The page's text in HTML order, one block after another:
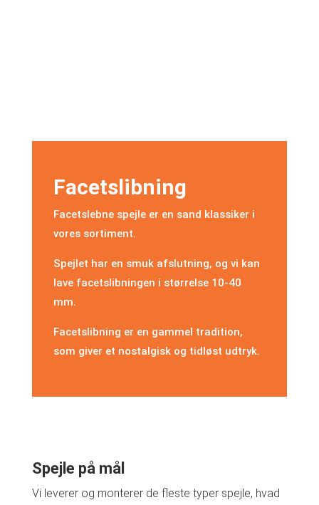
Facetslibning
Facetslebne spejle er en sand klassiker i
vores sortiment.
Spejlet har en smuk afslutning, og vi kan
lave facetslibningen i størrelse 10-40
mm.
Facetslibning er en gammel tradition,
som giver et nostalgisk og tidløst udtryk.
Spejle på mål
Vi leverer og monterer de fleste typer spejle, hvad